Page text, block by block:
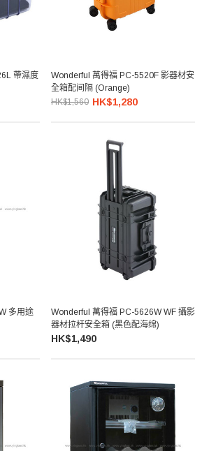
帶濕度
Wonderful 萬得福 PC-5520F 影器材安
全箱配间隔 (Orange)
HK$1,560 HK$1,280
多用途
Wonderful 萬得福 PC-5626W WF 攝影
器材拉杆安全箱 (黑色配海绵)
HK$1,490